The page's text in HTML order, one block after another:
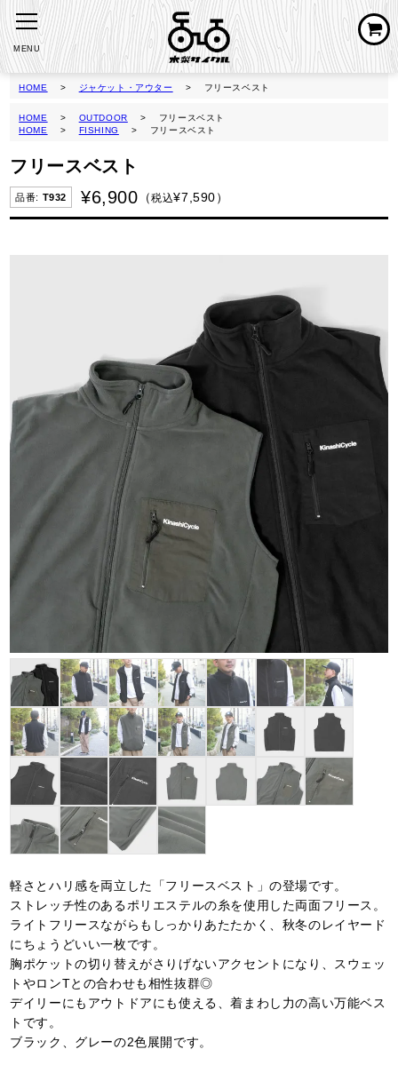
MENU
HOME ジャケット・アウター フリースベスト
HOME OUTDOOR
フリースベスト
HOME
FISHING フリースベスト
フリースベスト
T932 ¥6,900 ¥7,590
税込
軽さとハリ感を両立した「フリースベスト」の登場です。
ストレッチ性のあるポリエステルの糸を使用した両面フリース。
ライトフリースながらもしっかりあたたかく、秋冬のレイヤード
にちょうどいい一枚です。
胸ポケットの切り替えがさりげないアクセントになり、スウェッ
トやロンTとの合わせも相性抜群◎
デイリーにもアウトドアにも使える、着まわし力の高い万能ベス
トです。
ブラック、グレーの2色展開です。